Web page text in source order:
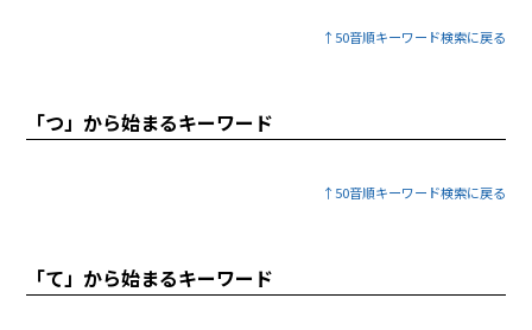
↑50音順キーワード検索に戻る
「つ」から始まるキーワード
↑50音順キーワード検索に戻る
「て」から始まるキーワード